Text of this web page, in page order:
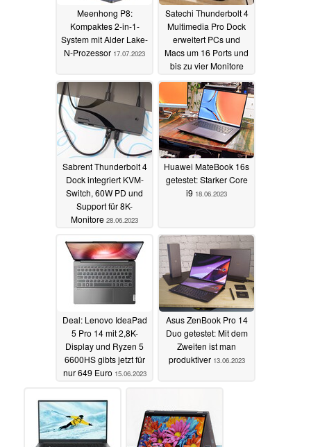
Meenhong P8:
Kompaktes 2-in-1-
System mit Alder Lake-
N-Prozessor 17.07.2023
Satechi Thunderbolt 4
Multimedia Pro Dock
erweitert PCs und
Macs um 16 Ports und
bis zu vier Monitore
30.06.2023
Sabrent Thunderbolt 4
Dock integriert KVM-
Switch, 60W PD und
Support für 8K-
Monitore 28.06.2023
Huawei MateBook 16s
getestet: Starker Core
i9 18.06.2023
Deal: Lenovo IdeaPad
5 Pro 14 mit 2,8K-
Display und Ryzen 5
6600HS gibts jetzt für
nur 649 Euro 15.06.2023
Asus ZenBook Pro 14
Duo getestet: Mit dem
Zweiten ist man
produktiver 13.06.2023